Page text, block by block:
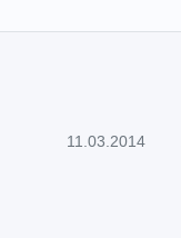
11.03.2014